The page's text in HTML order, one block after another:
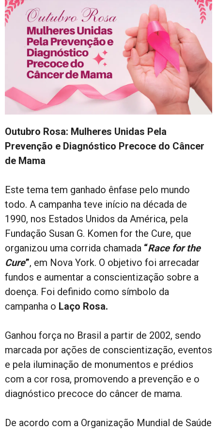
Outubro Rosa: Mulheres Unidas Pela
Prevenção e Diagnóstico Precoce do Câncer
de Mama
Este tema tem ganhado ênfase pelo mundo
todo. A campanha teve início na década de
1990, nos Estados Unidos da América, pela
Fundação Susan G. Komen for the Cure, que
organizou uma corrida chamada “Race for the
Cure”, em Nova York. O objetivo foi arrecadar
fundos e aumentar a conscientização sobre a
doença. Foi definido como símbolo da
campanha o Laço Rosa.
Ganhou força no Brasil a partir de 2002, sendo
marcada por ações de conscientização, eventos
e pela iluminação de monumentos e prédios
com a cor rosa, promovendo a prevenção e o
diagnóstico precoce do câncer de mama.
De acordo com a Organização Mundial de Saúde